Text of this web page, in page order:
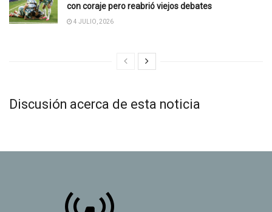
con coraje pero reabrió viejos debates
4 JULIO, 2026
Discusión acerca de esta noticia